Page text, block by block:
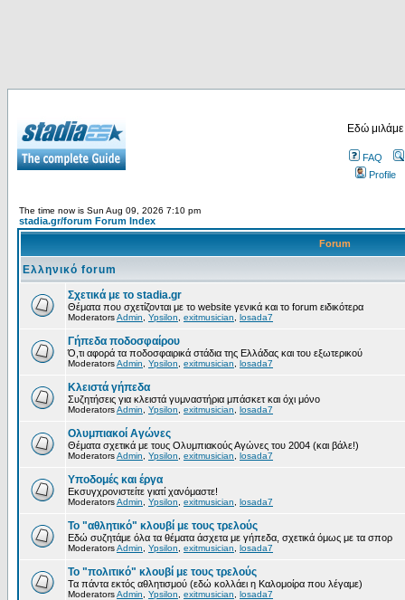
Εδώ
FAQ
Profile
The time now is Sun Aug 09, 2026 7:10 pm
stadia.gr/forum Forum Index
Forum
Ελληνικό forum
Σχετικά με το stadia.gr
Θέματα που σχετίζονται με το website γενικά και το forum ειδικότερα
ModeratorsAdmin Ypsilon exitmusician losada7
Γήπεδα ποδοσφαίρου
Ό,τι αφορά τα ποδοσφαιρικά στάδια της Ελλάδας και του εξωτερικού
ModeratorsAdmin Ypsilon exitmusician losada7
Κλειστά γήπεδα
Συζητήσεις για κλειστά γυμναστήρια μπάσκετ και όχι μόνο
ModeratorsAdmin Ypsilon exitmusician losada7
Ολυμπιακοί Αγώνες
Θέματα σχετικά με τους Ολυμπιακούς Αγώνες του 2004 (και βάλε!)
ModeratorsAdmin Ypsilon exitmusician losada7
Υποδομές και έργα
Εκσυγχρονιστείτε γιατί χανόμαστε!
ModeratorsAdmin Ypsilon exitmusician losada7
Το "αθλητικό" κλουβί με τους τρελούς
Εδώ συζητάμε όλα τα θέματα άσχετα με γήπεδα, σχετικά όμως με τα σπορ
ModeratorsAdmin Ypsilon exitmusician losada7
Το "πολιτικό" κλουβί με τους τρελούς
Τα πάντα εκτός αθλητισμού (εδώ κολλάει η Καλομοίρα που λέγαμε)
ModeratorsAdmin Ypsilon exitmusician losada7